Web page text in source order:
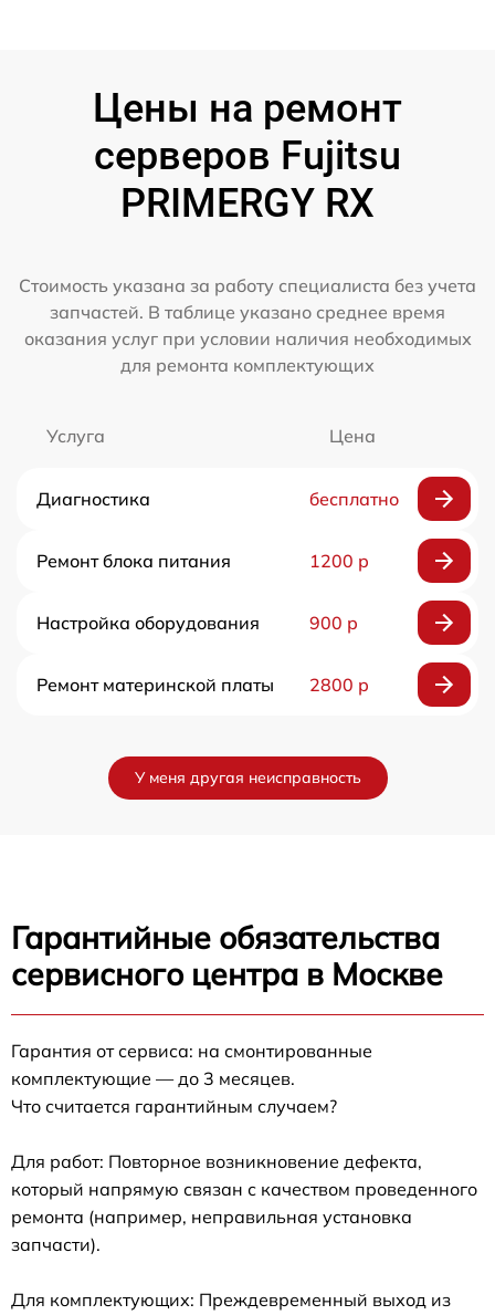
Цены на ремонт
серверов Fujitsu
PRIMERGY RX
Стоимость указана за работу специалиста без учета
запчастей. В таблице указано среднее время
оказания услуг при условии наличия необходимых
для ремонта комплектующих
Услуга Цена
Диагностика бесплатно
Ремонт блока питания 1200 р
Настройка оборудования 900 р
Ремонт материнской платы 2800 р
У меня другая неисправность
Гарантийные обязательства
сервисного центра в Москве
Гарантия от сервиса: на смонтированные
комплектующие — до 3 месяцев.
Что считается гарантийным случаем?
Для работ: Повторное возникновение дефекта,
который напрямую связан с качеством проведенного
ремонта (например, неправильная установка
запчасти).
Для комплектующих: Преждевременный выход из